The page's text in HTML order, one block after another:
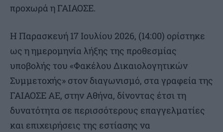
προχωρά η ΓΑΙΑΟΣΕ.
Η Παρασκευή 17 Ιουλίου 2026, (14:00) ορίστηκε
ως η ημερομηνία λήξης της προθεσμίας
υποβολής του «Φακέλου Δικαιολογητικών
Συμμετοχής» στον διαγωνισμό, στα γραφεία της
ΓΑΙΑΟΣΕ ΑΕ, στην Αθήνα, δίνοντας έτσι τη
δυνατότητα σε περισσότερους επαγγελματίες
και επιχειρήσεις της εστίασης να